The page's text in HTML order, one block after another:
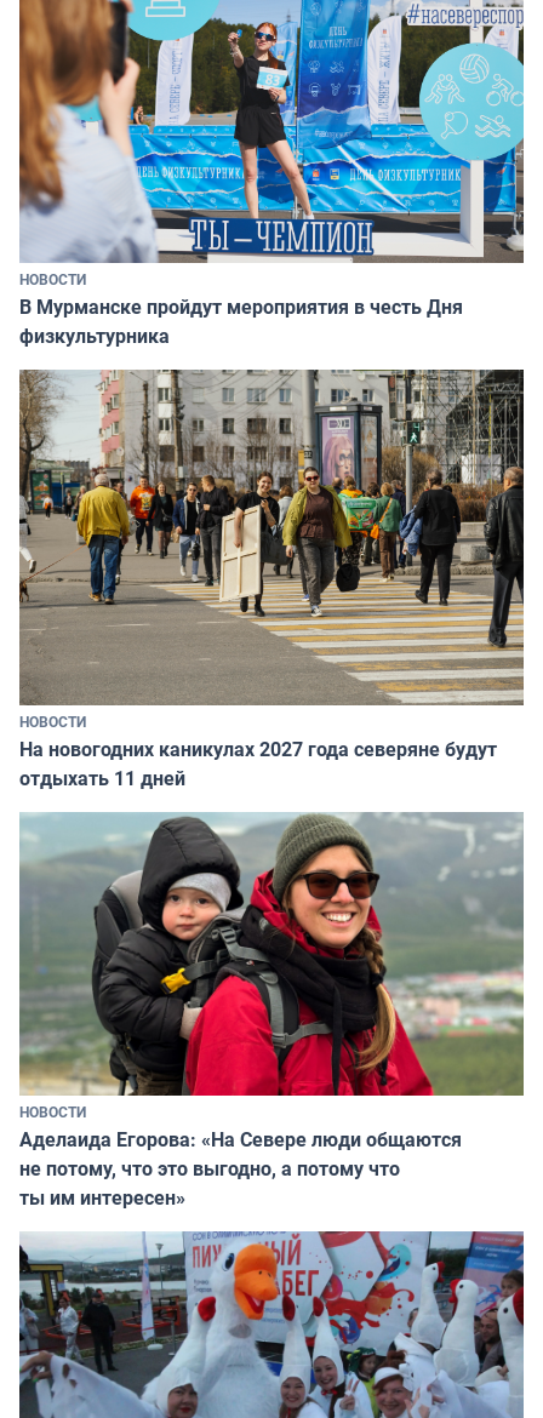
НОВОСТИ
В Мурманске пройдут мероприятия в честь Дня
физкультурника
НОВОСТИ
На новогодних каникулах 2027 года северяне будут
отдыхать 11 дней
НОВОСТИ
Аделаида Егорова: «На Севере люди общаются
не потому, что это выгодно, а потому что
ты им интересен»